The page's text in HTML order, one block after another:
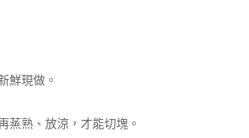
鮮現做。
蒸熟、放涼，才能切塊。